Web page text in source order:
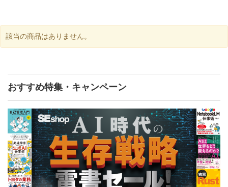
該当の商品はありません。
おすすめ特集・キャンペーン